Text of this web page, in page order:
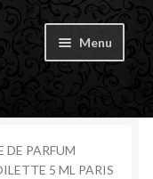
Menu
le
enfant
le
DE PARFUM
5 ML PARIS